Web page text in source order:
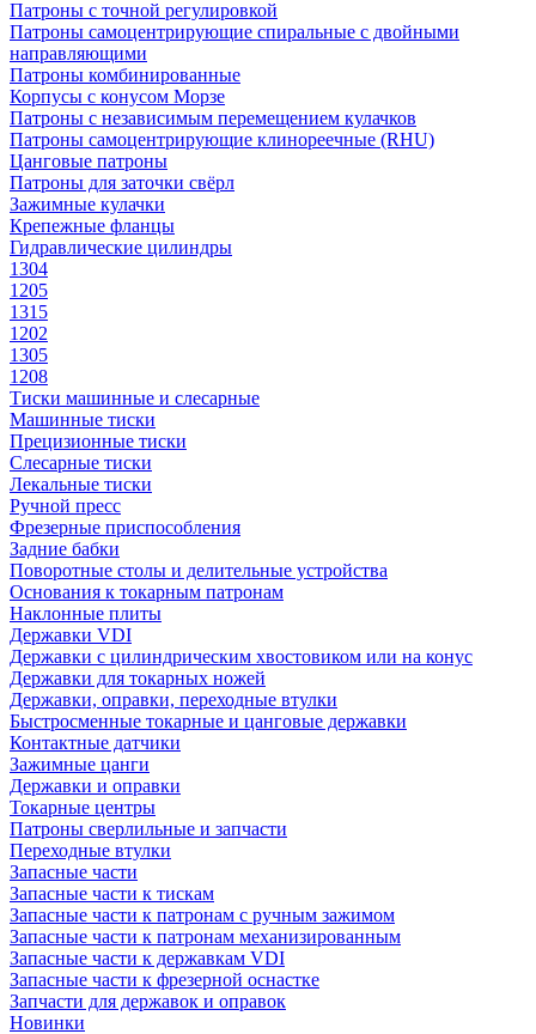
Патроны с точной регулировкой
Патроны самоцентрирующие спиральные с двойными
направляющими
Патроны комбинированные
Корпусы с конусом Морзе
Патроны с независимым перемещением кулачков
Патроны самоцентрирующие клинореечные (RHU)
Цанговые патроны
Патроны для заточки свёрл
Зажимные кулачки
Крепежные фланцы
Гидравлические цилиндры
1304
1205
1315
1202
1305
1208
Тиски машинные и слесарные
Машинные тиски
Прецизионные тиски
Слесарные тиски
Лекальные тиски
Ручной пресс
Фрезерные приспособления
Задние бабки
Поворотные столы и делительные устройства
Основания к токарным патронам
Наклонные плиты
Державки VDI
Державки с цилиндрическим хвостовиком или на конус
Державки для токарных ножей
Державки, оправки, переходные втулки
Быстросменные токарные и цанговые державки
Контактные датчики
Зажимные цанги
Державки и оправки
Токарные центры
Патроны сверлильные и запчасти
Переходные втулки
Запасные части
Запасные части к тискам
Запасные части к патронам с ручным зажимом
Запасные части к патронам механизированным
Запасные части к державкам VDI
Запасные части к фрезерной оснастке
Запчасти для державок и оправок
Новинки